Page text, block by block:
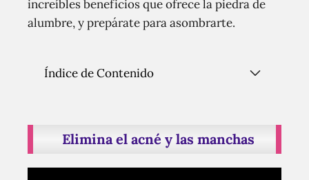
increíbles beneficios que ofrece la piedra de
alumbre, y prepárate para asombrarte.
Índice de Contenido
Elimina el acné y las manchas